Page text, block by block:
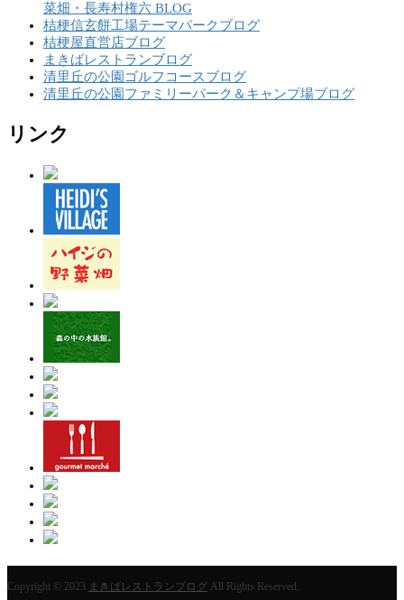
菜畑・長寿村権六 BLOG
桔梗信玄餅工場テーマパークブログ
桔梗屋直営店ブログ
まきばレストランブログ
清里丘の公園ゴルフコースブログ
清里丘の公園ファミリーパーク＆キャンプ場ブログ
リンク
Copyright © 2023 まきばレストランブログ All Rights Reserved.